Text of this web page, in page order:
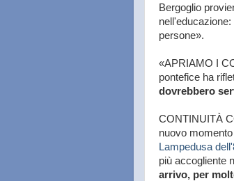
Bergoglio
persone».
«APRIAMO I
pontefice ha
dovrebbero
CONTINUITÀ
nuovo
Lampedusa
più accogliente
arrivo, per